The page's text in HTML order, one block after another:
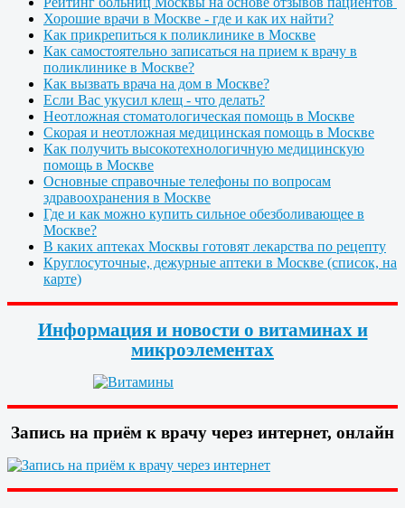
Хорошие врачи в Москве - где и как их найти?
Как прикрепиться к поликлинике в Москве
Как самостоятельно записаться на прием к врачу в
поликлинике в Москве?
Как вызвать врача на дом в Москве?
Если Вас укусил клещ - что делать?
Неотложная стоматологическая помощь в Москве
Скорая и неотложная медицинская помощь в Москве
Как получить высокотехнологичную медицинскую
помощь в Москве
Основные справочные телефоны по вопросам
здравоохранения в Москве
Где и как можно купить сильное обезболивающее в
Москве?
В каких аптеках Москвы готовят лекарства по рецепту
Круглосуточные, дежурные аптеки в Москве (список, на
карте)
Информация и новости о витаминах и
микроэлементах
Запись на приём к врачу через интернет, онлайн